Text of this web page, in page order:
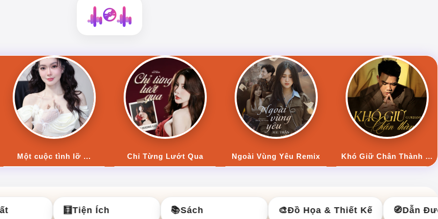
💿
Chỉ Từng Lướt Qua Ngoài Vùng Yêu Remix
Tiện Ích Sách Đồ Họa & Thiết Kế Dẫn